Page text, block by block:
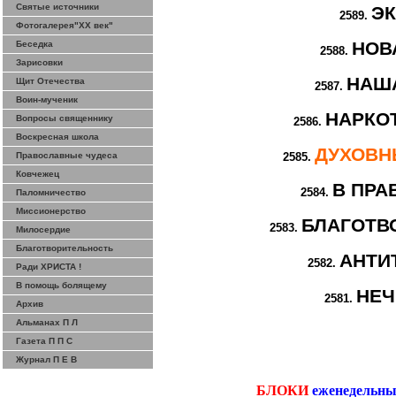
Святые источники
Фотогалерея"ХХ век"
Беседка
Зарисовки
Щит Отечества
Воин-мученик
Вопросы священнику
Воскресная школа
Православные чудеса
Ковчежец
Паломничество
Миссионерство
Милосердие
Благотворительность
Ради ХРИСТА !
В помощь болящему
Архив
Альманах П Л
Газета П П С
Журнал П Е В
2589.
2588.
2587.
2586.
2585.
2584. В
2583.
2582.
2581.
БЛОКИ